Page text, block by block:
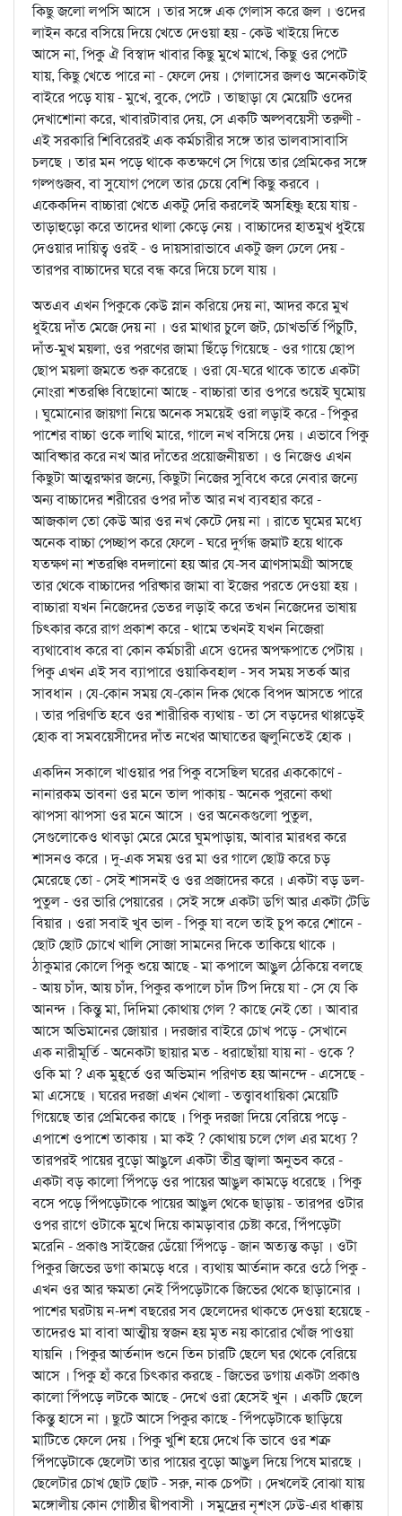
কিছু জলো লপসি আসে । তার সঙ্গে এক গেলাস করে জল । ওদের
লাইন করে বসিয়ে দিয়ে খেতে দেওয়া হয় - কেউ খাইয়ে দিতে
আসে না, পিকু ঐ বিস্বাদ খাবার কিছু মুখে মাখে, কিছু ওর পেটে
যায়, কিছু খেতে পারে না - ফেলে দেয় । গেলাসের জলও অনেকটাই
বাইরে পড়ে যায় - মুখে, বুকে, পেটে । তাছাড়া যে মেয়েটি ওদের
দেখাশোনা করে, খাবারটাবার দেয়, সে একটি অল্পবয়েসী তরুণী -
এই সরকারি শিবিরেরই এক কর্মচারীর সঙ্গে তার ভালবাসাবাসি
চলছে । তার মন পড়ে থাকে কতক্ষণে সে গিয়ে তার প্রেমিকের সঙ্গে
গল্পগুজব, বা সুযোগ পেলে তার চেয়ে বেশি কিছু করবে ।
একেকদিন বাচ্চারা খেতে একটু দেরি করলেই অসহিষ্ণু হয়ে যায় -
তাড়াহুড়ো করে তাদের থালা কেড়ে নেয় । বাচ্চাদের হাতমুখ ধুইয়ে
দেওয়ার দায়িত্ব ওরই - ও দায়সারাভাবে একটু জল ঢেলে দেয় -
তারপর বাচ্চাদের ঘরে বন্ধ করে দিয়ে চলে যায় ।
অতএব এখন পিকুকে কেউ স্নান করিয়ে দেয় না, আদর করে মুখ
ধুইয়ে দাঁত মেজে দেয় না । ওর মাথার চুলে জট, চোখভর্তি পিঁচুটি,
দাঁত-মুখ ময়লা, ওর পরণের জামা ছিঁড়ে গিয়েছে - ওর গায়ে ছোপ
ছোপ ময়লা জমতে শুরু করেছে । ওরা যে-ঘরে থাকে তাতে একটা
নোংরা শতরঞ্চি বিছোনো আছে - বাচ্চারা তার ওপরে শুয়েই ঘুমোয়
। ঘুমোনোর জায়গা নিয়ে অনেক সময়েই ওরা লড়াই করে - পিকুর
পাশের বাচ্চা ওকে লাথি মারে, গালে নখ বসিয়ে দেয় । এভাবে পিকু
আবিষ্কার করে নখ আর দাঁতের প্রয়োজনীয়তা । ও নিজেও এখন
কিছুটা আত্মরক্ষার জন্যে, কিছুটা নিজের সুবিধে করে নেবার জন্যে
অন্য বাচ্চাদের শরীরের ওপর দাঁত আর নখ ব্যবহার করে -
আজকাল তো কেউ আর ওর নখ কেটে দেয় না । রাতে ঘুমের মধ্যে
অনেক বাচ্চা পেচ্ছাপ করে ফেলে - ঘরে দুর্গন্ধ জমাট হয়ে থাকে
যতক্ষণ না শতরঞ্চি বদলানো হয় আর যে-সব ত্রাণসামগ্রী আসছে
তার থেকে বাচ্চাদের পরিষ্কার জামা বা ইজের পরতে দেওয়া হয় ।
বাচ্চারা যখন নিজেদের ভেতর লড়াই করে তখন নিজেদের ভাষায়
চিত্কার করে রাগ প্রকাশ করে - থামে তখনই যখন নিজেরা
ব্যথাবোধ করে বা কোন কর্মচারী এসে ওদের অপক্ষপাতে পেটায় ।
পিকু এখন এই সব ব্যাপারে ওয়াকিবহাল - সব সময় সতর্ক আর
সাবধান । যে-কোন সময় যে-কোন দিক থেকে বিপদ আসতে পারে
। তার পরিণতি হবে ওর শারীরিক ব্যথায় - তা সে বড়দের থাপ্পড়েই
হোক বা সমবয়েসীদের দাঁত নখের আঘাতের জ্বলুনিতেই হোক ।
একদিন সকালে খাওয়ার পর পিকু বসেছিল ঘরের এককোণে -
নানারকম ভাবনা ওর মনে তাল পাকায় - অনেক পুরনো কথা
ঝাপসা ঝাপসা ওর মনে আসে । ওর অনেকগুলো পুতুল,
সেগুলোকেও থাবড়া মেরে মেরে ঘুমপাড়ায়, আবার মারধর করে
শাসনও করে । দু-এক সময় ওর মা ওর গালে ছোট্ট করে চড়
মেরেছে তো - সেই শাসনই ও ওর প্রজাদের করে । একটা বড় ডল-
পুতুল - ওর ভারি পেয়ারের । সেই সঙ্গে একটা ডগি আর একটা টেডি
বিয়ার । ওরা সবাই খুব ভাল - পিকু যা বলে তাই চুপ করে শোনে -
ছোট ছোট চোখে খালি সোজা সামনের দিকে তাকিয়ে থাকে ।
ঠাকুমার কোলে পিকু শুয়ে আছে - মা কপালে আঙুল ঠেকিয়ে বলছে
- আয় চাঁদ, আয় চাঁদ, পিকুর কপালে চাঁদ টিপ দিয়ে যা - সে যে কি
আনন্দ । কিন্তু মা, দিদিমা কোথায় গেল ? কাছে নেই তো । আবার
আসে অভিমানের জোয়ার । দরজার বাইরে চোখ পড়ে - সেখানে
এক নারীমূর্তি - অনেকটা ছায়ার মত - ধরাছোঁয়া যায় না - ওকে ?
ওকি মা ? এক মুহূর্তে ওর অভিমান পরিণত হয় আনন্দে - এসেছে -
মা এসেছে । ঘরের দরজা এখন খোলা - তত্ত্বাবধায়িকা মেয়েটি
গিয়েছে তার প্রেমিকের কাছে । পিকু দরজা দিয়ে বেরিয়ে পড়ে -
এপাশে ওপাশে তাকায় । মা কই ? কোথায় চলে গেল এর মধ্যে ?
তারপরই পায়ের বুড়ো আঙুলে একটা তীব্র জ্বালা অনুভব করে -
একটা বড় কালো পিঁপড়ে ওর পায়ের আঙুল কামড়ে ধরেছে । পিকু
বসে পড়ে পিঁপড়েটাকে পায়ের আঙুল থেকে ছাড়ায় - তারপর ওটার
ওপর রাগে ওটাকে মুখে দিয়ে কামড়াবার চেষ্টা করে, পিঁপড়েটা
মরেনি - প্রকাণ্ড সাইজের ডেঁয়ো পিঁপড়ে - জান অত্যন্ত কড়া । ওটা
পিকুর জিভের ডগা কামড়ে ধরে । ব্যথায় আর্তনাদ করে ওঠে পিকু -
এখন ওর আর ক্ষমতা নেই পিঁপড়েটাকে জিভের থেকে ছাড়ানোর ।
পাশের ঘরটায় ন-দশ বছরের সব ছেলেদের থাকতে দেওয়া হয়েছে -
তাদেরও মা বাবা আত্মীয় স্বজন হয় মৃত নয় কারোর খোঁজ পাওয়া
যায়নি । পিকুর আর্তনাদ শুনে তিন চারটি ছেলে ঘর থেকে বেরিয়ে
আসে । পিকু হাঁ করে চিত্কার করছে - জিভের ডগায় একটা প্রকাণ্ড
কালো পিঁপড়ে লটকে আছে - দেখে ওরা হেসেই খুন । একটি ছেলে
কিন্তু হাসে না । ছুটে আসে পিকুর কাছে - পিঁপড়েটাকে ছাড়িয়ে
মাটিতে ফেলে দেয় । পিকু খুশি হয়ে দেখে কি ভাবে ওর শত্রু
পিঁপড়েটাকে ছেলেটা তার পায়ের বুড়ো আঙুল দিয়ে পিষে মারছে ।
ছেলেটার চোখ ছোট ছোট - সরু, নাক চেপটা । দেখলেই বোঝা যায়
মঙ্গোলীয় কোন গোষ্ঠীর দ্বীপবাসী । সমুদ্রের নৃশংস ঢেউ-এর ধাক্কায়